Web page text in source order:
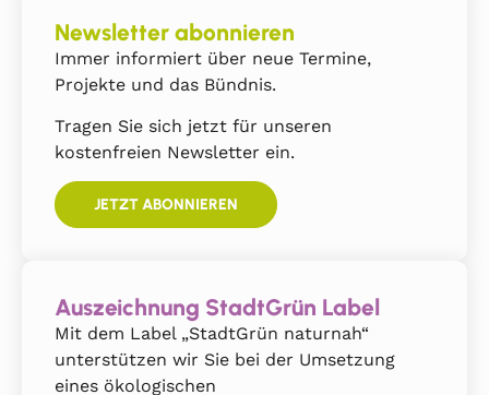
Newsletter abonnieren
Immer informiert über neue Termine,
Projekte und das Bündnis.
Tragen Sie sich jetzt für unseren
kostenfreien Newsletter ein.
JETZT ABONNIEREN
Auszeichnung StadtGrün Label
Mit dem Label „StadtGrün naturnah“
unterstützen wir Sie bei der Umsetzung
eines ökologischen